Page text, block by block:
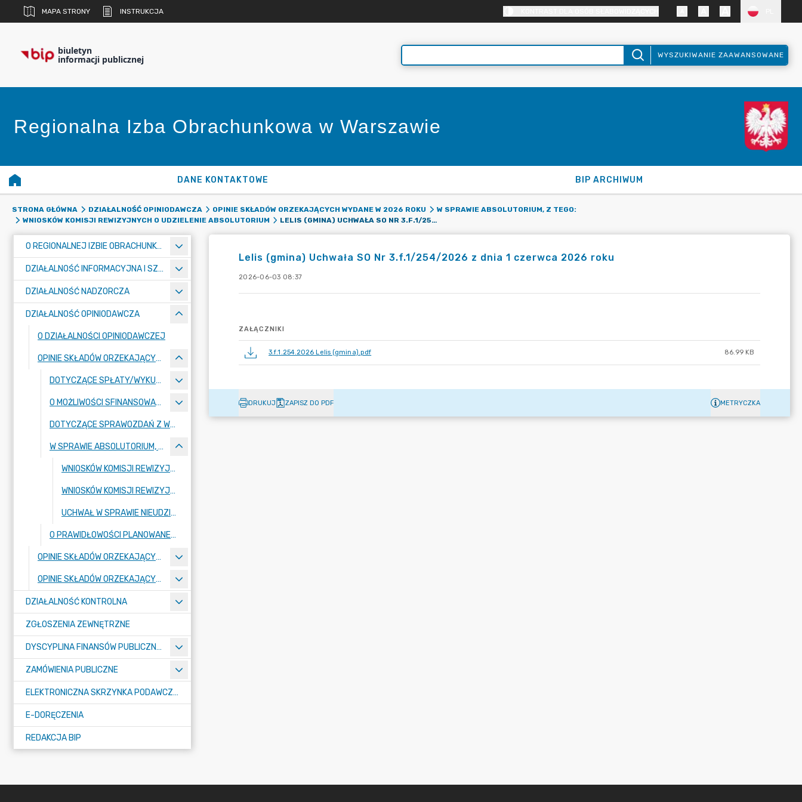
MAPA STRONY INSTRUKCJA
biuletyn
informacji publicznej WYSZUKIWANIE ZAAWANSOWANE
Regionalna Izba Obrachunkowa w Warszawie
DANE KONTAKTOWE BIP ARCHIWUM
STRONA GŁÓWNA DZIAŁALNOŚĆ OPINIODAWCZA OPINIE SKŁADÓW ORZEKAJĄCYCH WYDANE W 2026 ROKU
W SPRAWIE ABSOLUTORIUM, Z TEGO:
WNIOSKÓW KOMISJI REWIZYJNYCH O UDZIELENIE ABSOLUTORIUM
LELIS (GMINA) UCHWAŁA SO NR 3.F.1/254/2026 Z DNIA 1 CZERWCA 2026 ROKU
O REGIONALNEJ IZBIE OBRACHUNKOWEJ W WARSZAWIE
DZIAŁALNOŚĆ INFORMACYJNA I SZKOLENIOWA
DZIAŁALNOŚĆ NADZORCZA
DZIAŁALNOŚĆ OPINIODAWCZA
O DZIAŁALNOŚCI OPINIODAWCZEJ
OPINIE SKŁADÓW ORZEKAJĄCYCH WYDANE W 2026 ROKU
DOTYCZĄCE SPŁATY/WYKUPU ZOBOWIĄZAŃ, W TYM:
O MOŻLIWOŚCI SFINANSOWANIA DEFICYTU, Z TEGO:
DOTYCZĄCE SPRAWOZDAŃ Z WYKONANIA BUDŻETU JST
W SPRAWIE ABSOLUTORIUM, Z TEGO:
WNIOSKÓW KOMISJI REWIZYJNYCH O UDZIELENIE ABSOLUTORIUM
WNIOSKÓW KOMISJI REWIZYJNYCH O NIEUDZIELENIE ABSOLUTORIUM
UCHWAŁ W SPRAWIE NIEUDZIELENIA ABSOLUTORIUM
O PRAWIDŁOWOŚCI PLANOWANEJ KWOTY DŁUGU (ART. 230 UST. 4 UFP)
OPINIE SKŁADÓW ORZEKAJĄCYCH WYDANE W 2025 ROKU
OPINIE SKŁADÓW ORZEKAJĄCYCH WYDANE W 2024 ROKU
DZIAŁALNOŚĆ KONTROLNA
ZGŁOSZENIA ZEWNĘTRZNE
DYSCYPLINA FINANSÓW PUBLICZNYCH
ZAMÓWIENIA PUBLICZNE
ELEKTRONICZNA SKRZYNKA PODAWCZA E-PUAP
E-DORĘCZENIA
REDAKCJA BIP
Lelis (gmina) Uchwała SO Nr 3.f.1/254/2026 z dnia 1 czerwca 2026 roku
2026-06-03 08:37
ZAŁĄCZNIKI
3.f.1.254.2026 Lelis (gmina).pdf 86.99 KB
DRUKUJ ZAPISZ DO PDF METRYCZKA